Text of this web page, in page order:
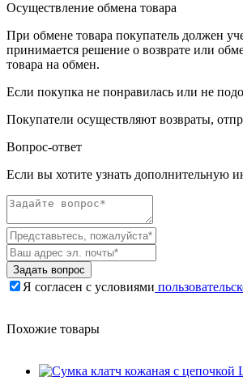
Осуществление обмена товара
При обмене товара покупатель должен
принимается решение о возврате или
товара на обмен.
Если покупка не понравилась или не
Покупатели осуществляют возвраты,
Вопрос-ответ
Если вы хотите узнать дополнительную
Задать вопрос
Я согласен с условиями
Похожие товары